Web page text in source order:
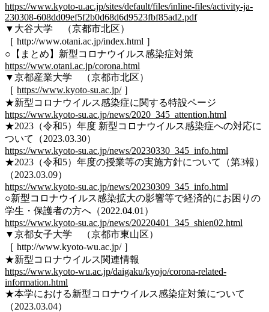
https://www.kyoto-u.ac.jp/sites/default/files/inline-files/activity-ja-
230308-608dd09ef5f2b0d68d6d9523fbf85ad2.pdf
▼大谷大学 （京都市北区）
［ http://www.otani.ac.jp/index.html ］
○【まとめ】新型コロナウイルス感染症対策
https://www.otani.ac.jp/corona.html
▼京都産業大学 （京都市北区）
［ https://www.kyoto-su.ac.jp/］
★新型コロナウイルス感染症に関する特設ページ
https://www.kyoto-su.ac.jp/news/2020_345_attention.html
★2023（令和5）年度 新型コロナウイルス感染症への対応に
ついて（2023.03.30）
https://www.kyoto-su.ac.jp/news/20230330_345_info.html
★2023（令和5）年度の授業等の実施方針について（第3報）
（2023.03.09）
https://www.kyoto-su.ac.jp/news/20230309_345_info.html
○新型コロナウイルス感染拡大の影響等で経済的にお困りの
学生・保護者の方へ（2022.04.01）
https://www.kyoto-su.ac.jp/news/20220401_345_shien02.html
▼京都女子大学 （京都市東山区）
［ http://www.kyoto-wu.ac.jp/ ］
★新型コロナウイルス関連情報
https://www.kyoto-wu.ac.jp/daigaku/kyojo/corona-related-
information.html
★本学における新型コロナウイルス感染症対策について
（2023.03.04）